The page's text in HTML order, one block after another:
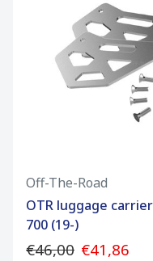
Off-The-Road
OTR luggage
700 (19-)
€46,00 €41,86